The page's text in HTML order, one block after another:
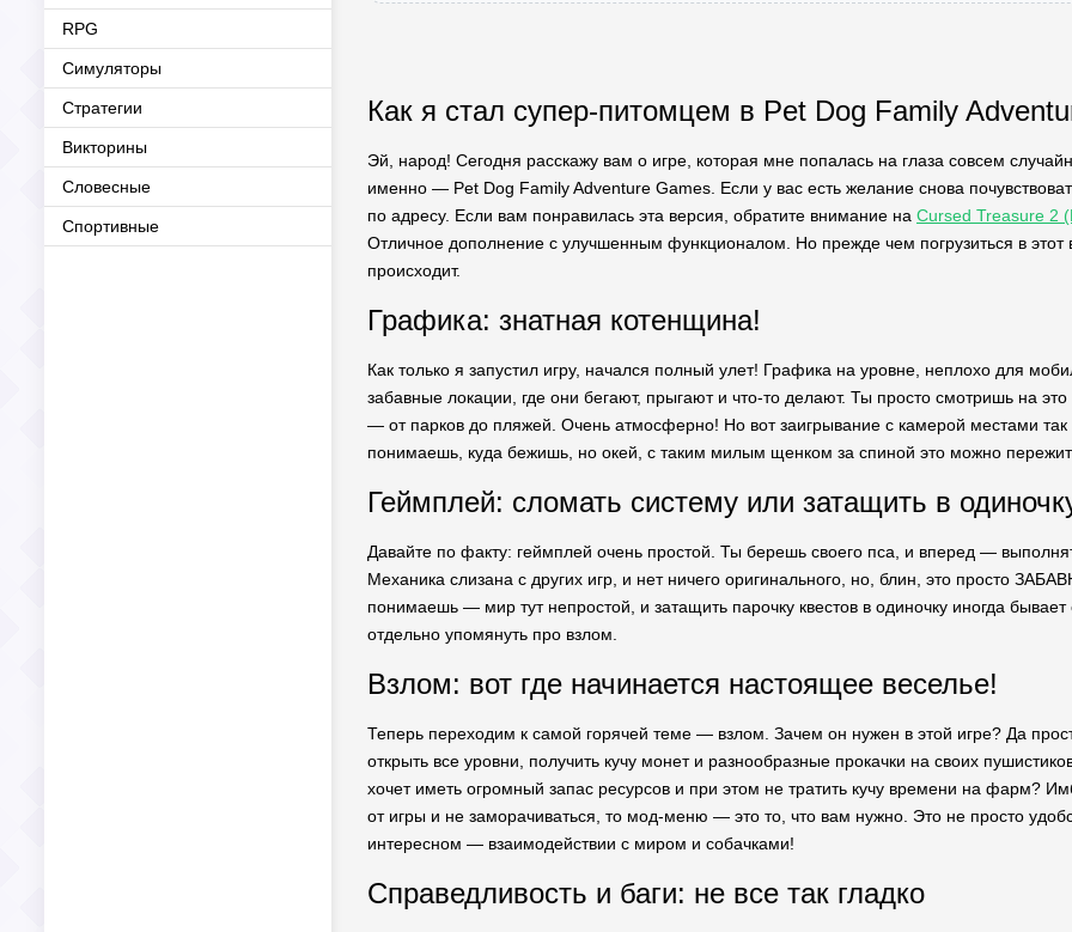
RPG
Симуляторы
Стратегии
Викторины
Словесные
Спортивные
Как я стал супер-питомцем в Pet Dog Family
Эй, народ! Сегодня расскажу вам о игре, которая мне попалась на глаза совсем
именно — Pet Dog Family Adventure Games. Если у вас есть желание снова
по адресу. Если вам понравилась эта версия, обратите внимание на Cursed Treasure 2
Отличное дополнение с улучшенным функционалом. Но прежде чем погрузиться в
происходит.
Графика: знатная котенщина!
Как только я запустил игру, начался полный улет! Графика на уровне, неплохо для
забавные локации, где они бегают, прыгают и что-то делают. Ты просто смотришь на
— от парков до пляжей. Очень атмосферно! Но вот заигрывание с камерой местами
понимаешь, куда бежишь, но окей, с таким милым щенком за спиной это можно
Геймплей: сломать систему или затащить в
Давайте по факту: геймплей очень простой. Ты берешь своего пса, и вперед —
Механика слизана с других игр, и нет ничего оригинального, но, блин, это просто
понимаешь — мир тут непростой, и затащить парочку квестов в одиночку иногда
отдельно упомянуть про взлом.
Взлом: вот где начинается настоящее веселье!
Теперь переходим к самой горячей теме — взлом. Зачем он нужен в этой игре? Да
открыть все уровни, получить кучу монет и разнообразные прокачки на своих
хочет иметь огромный запас ресурсов и при этом не тратить кучу времени на фарм?
от игры и не заморачиваться, то мод-меню — это то, что вам нужно. Это не просто
интересном — взаимодействии с миром и собачками!
Справедливость и баги: не все так гладко